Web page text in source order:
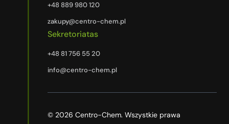
+48 889 980 120
zakupy@centro-chem.pl
Sekretoriatas
+48 81 756 55 20
info@centro-chem.pl
© 2026 Centro-Chem. Wszystkie prawa